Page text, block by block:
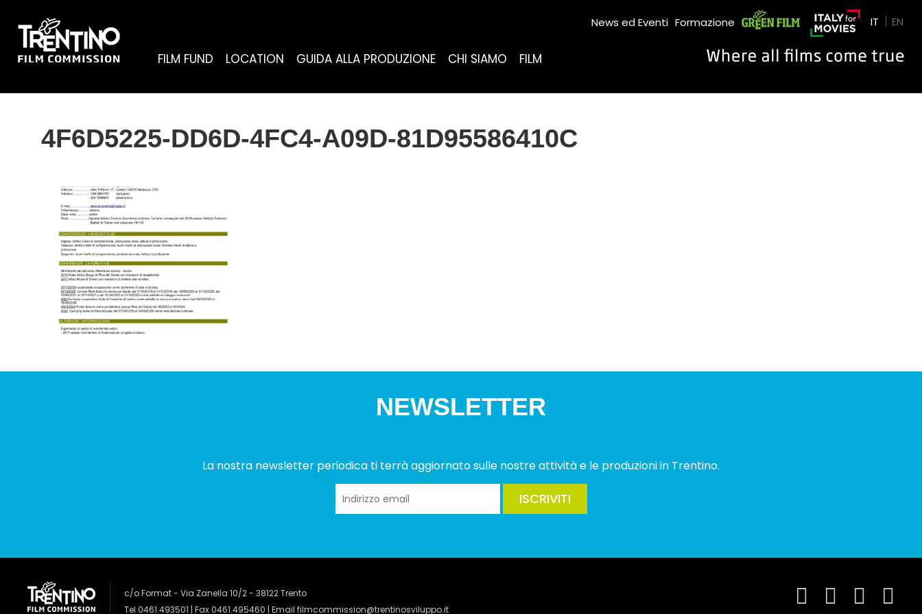
FILM FUND LOCATION GUIDA ALLA PRODUZIONE CHI SIAMO FILM
News ed Eventi Formazione Green Film IT EN
4F6D5225-DD6D-4FC4-A09D-81D95586410C
NEWSLETTER
La nostra newsletter periodica ti terrà aggiornato sulle nostre attività e le produzioni in Trentino.
ISCRIVITI
c/o Format - Via Zanella 10/2 - 38122 Trento
Tel 0461.493501 | Fax 0461.495460 | Email filmcommission@trentinosviluppo.it